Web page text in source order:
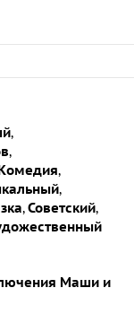
,
,
Комедия,
,
,Советский,
Маши и